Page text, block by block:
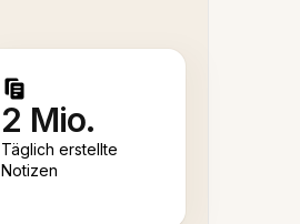
2 Mio.
Täglich erstellte
Notizen